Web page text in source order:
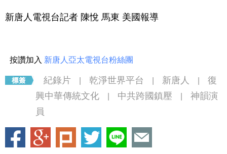
新唐人電視台記者 陳悅 馬東 美國報導
按讚加入 新唐人亞太電視台粉絲團
紀錄片 乾淨世界平台 新唐人
復
興中華傳統文化
中共跨國鎮壓
神韻演
員